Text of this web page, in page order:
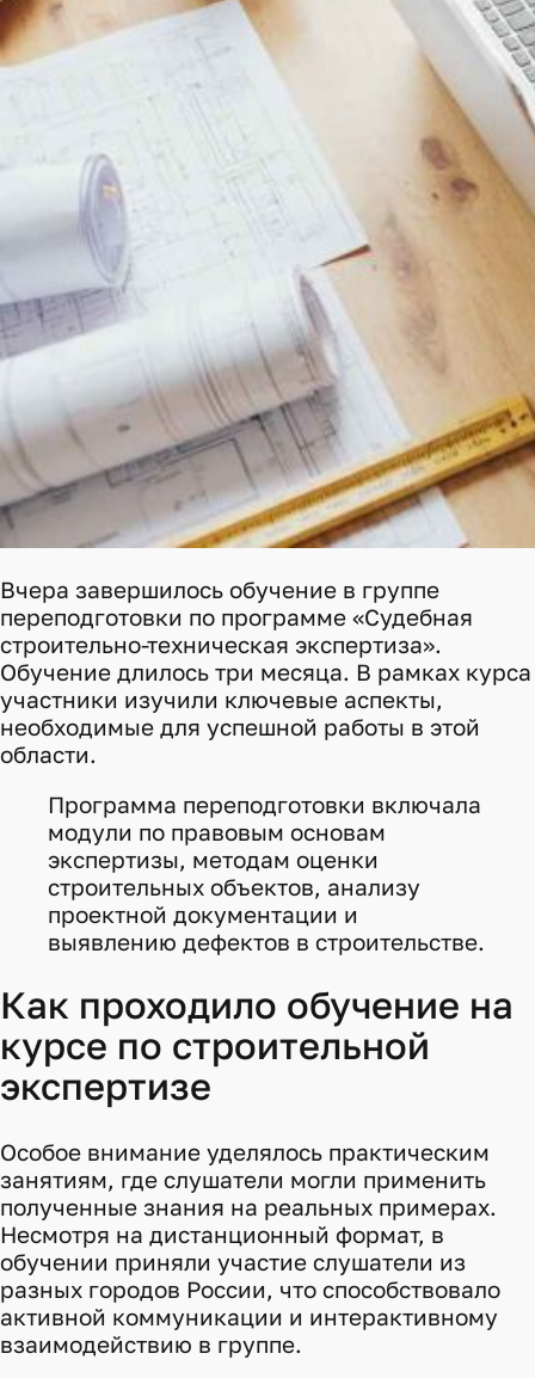
Вчера завершилось обучение в группе
переподготовки по программе «Судебная
строительно-техническая экспертиза».
Обучение длилось три месяца. В рамках курса
участники изучили ключевые аспекты,
необходимые для успешной работы в этой
области.
Программа переподготовки включала
модули по правовым основам
экспертизы, методам оценки
строительных объектов, анализу
проектной документации и
выявлению дефектов в строительстве.
Как проходило обучение на
курсе по строительной
экспертизе
Особое внимание уделялось практическим
занятиям, где слушатели могли применить
полученные знания на реальных примерах.
Несмотря на дистанционный формат, в
обучении приняли участие слушатели из
разных городов России, что способствовало
активной коммуникации и интерактивному
взаимодействию в группе.